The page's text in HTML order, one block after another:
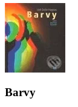
Barvy